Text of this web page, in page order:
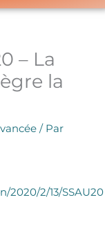
– La
la
/ Par
2020/2/13/SSAU20